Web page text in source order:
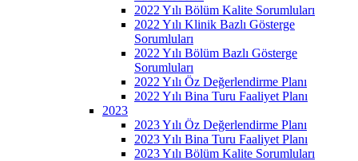
2022 Yılı Bölüm Kalite Sorumluları
2022 Yılı Klinik Bazlı Gösterge
Sorumluları
2022 Yılı Bölüm Bazlı Gösterge
Sorumluları
2022 Yılı Öz Değerlendirme Planı
2022 Yılı Bina Turu Faaliyet Planı
2023
2023 Yılı Öz Değerlendirme Planı
2023 Yılı Bina Turu Faaliyet Planı
2023 Yılı Bölüm Kalite Sorumluları